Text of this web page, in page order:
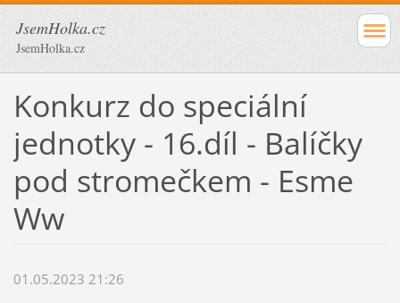
JsemHolka.cz
JsemHolka.cz
Konkurz do speciální
jednotky - 16.díl - Balíčky
pod stromečkem - Esme
Ww
01.05.2023 21:26